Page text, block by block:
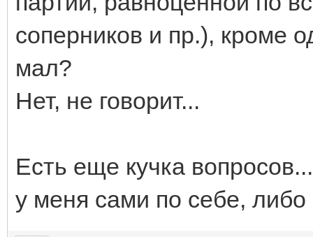
соперников и пр.), кроме
мал?
Нет, не говорит...
Есть еще кучка
у меня сами по себе, либо